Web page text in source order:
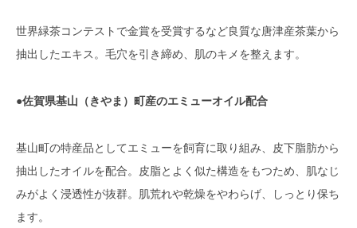
世界緑茶コンテストで金賞を受賞するなど良質な唐津産茶葉から
抽出したエキス。毛穴を引き締め、肌のキメを整えます。
●佐賀県基山（きやま）町産のエミューオイル配合
基山町の特産品としてエミューを飼育に取り組み、皮下脂肪から
抽出したオイルを配合。皮脂とよく似た構造をもつため、肌なじ
みがよく浸透性が抜群。肌荒れや乾燥をやわらげ、しっとり保ち
ます。